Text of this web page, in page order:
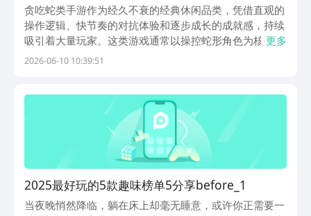
贪吃蛇类手游作为经久不衰的经典休闲品类，凭借直观的
操作逻辑、快节奏的对抗体验和逐步成长的成就感，持续
吸引着大量玩家。这类游戏通常以操控蛇形角色为核心，
通过吞食地图中的能量点或食物实现体型增长，同时需灵
更多
2026-06-10 10:39:51
2025最好玩的5款趣味榜单5分享before_1
当夜晚悄然降临，躺在床上却毫无睡意，或许你正需要一